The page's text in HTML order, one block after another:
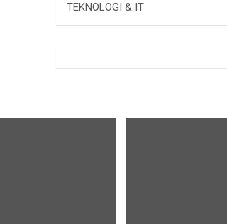
TEKNOLOGI & IT